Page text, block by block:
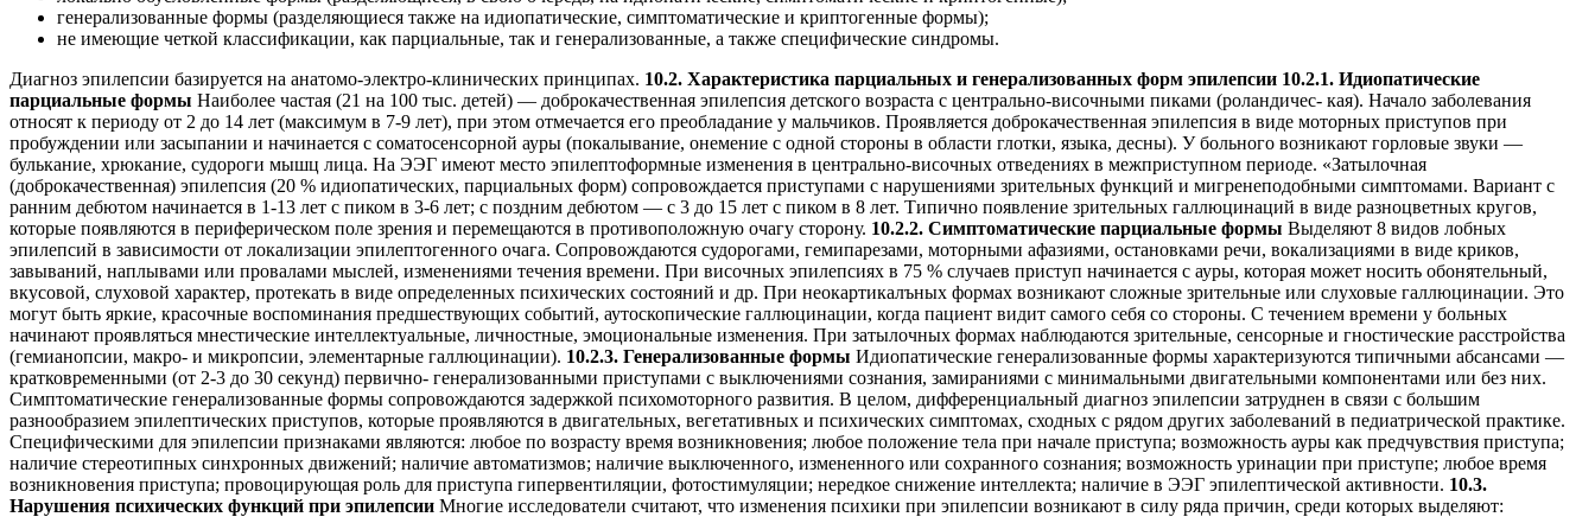
генерализованные формы (разделяющиеся также на идиопати­ческие, симптоматические и криптогенные формы);
не имеющие четкой классификации, как парциальные, так и ге­нерализованные, а также специфические синдромы.
Диагноз эпилепсии базируется на анатомо-электро-клинических принципах. 10.2. Характеристика парциальных и генерализованных форм эпилепсии 10.2.1. Идиопатические
парциальные формы Наиболее частая (21 на 100 тыс. детей) — доброкачественная эпилеп­сия детского возраста с центрально-височными пиками (роландичес- кая). Начало заболевания
относят к периоду от 2 до 14 лет (максимум в 7-9 лет), при этом отмечается его преобладание у мальчиков. Прояв­ляется доброкачественная эпилепсия в виде моторных приступов при
пробуждении или засыпании и начинается с соматосенсорной ауры (по­калывание, онемение с одной стороны в области глотки, языка, десны). У больного возникают горловые звуки —
булькание, хрюкание, судо­роги мышц лица. На ЭЭГ имеют место эпилептоформные изменения в центрально-височных отведениях в межприступном периоде. «Затылочная
(доброкачественная) эпилепсия (20 % идиопатических, парциальных форм) сопровождается приступами с нарушениями зри­тельных функций и мигренеподобными симптомами. Вариант с
ранним дебютом начинается в 1-13 лет с пиком в 3-6 лет; с поздним дебютом — с 3 до 15 лет с пиком в 8 лет. Типично появление зрительных галлюцина­ций в виде разноцветных кругов,
которые появляются в периферическом поле зрения и перемещаются в противоположную очагу сторону. 10.2.2. Симптоматические парциальные формы Выделяют 8 видов лобных
эпилепсий в зависимости от локализации эпилептогенного очага. Сопровождаются судорогами, гемипарезами, моторными афазиями, остановками речи, вокализациями в виде кри­ков,
завываний, наплывами или провалами мыслей, изменениями те­чения времени. При височных эпилепсиях в 75 % случаев приступ начинается с ауры, которая может носить обонятельный,
вкусовой, слуховой характер, про­текать в виде определенных психических состояний и др. При неокартикалъных формах возникают сложные зрительные или слуховые галлюцинации. Это
могут быть яркие, красочные воспоми­нания предшествующих событий, аутоскопические галлюцинации, когда пациент видит самого себя со стороны. С течением времени у больных
начинают проявляться мнестические интеллектуальные, личностные, эмоциональные изменения. При затылочных формах наблюдаются зрительные, сенсорные и гностические расстройства
(гемианопсии, макро- и микропсии, эле­ментарные галлюцинации). 10.2.3. Генерализованные формы Идиопатические генерализованные формы характеризуются типичны­ми абсансами —
кратковременными (от 2-3 до 30 секунд) первично- генерализованными приступами с выключениями сознания, замира­ниями с минимальными двигательными компонентами или без них.
Симптоматические генерализованные формы сопровождаются за­держкой психомоторного развития. В целом, дифференциальный диагноз эпилепсии затруднен в связи с большим
разнообразием эпилептических приступов, которые про­являются в двигательных, вегетативных и психических симптомах, сходных с рядом других заболеваний в педиатрической практике.
Специфическими для эпилепсии признаками являются: любое по воз­расту время возникновения; любое положение тела при начале приступа; возможность ауры как предчувствия приступа;
наличие стереотипных синхронных движений; наличие автоматизмов; наличие выключенного, измененного или сохранного сознания; возможность уринации при при­ступе; любое время
возникновения приступа; провоцирующая роль для приступа гипервентиляции, фотостимуляции; нередкое снижение интел­лекта; наличие в ЭЭГ эпилептической активности. 10.3.
Нарушения психических функций при эпилепсии Многие исследователи считают, что изменения психики при эпилеп­сии возникают в силу ряда причин, среди которых выделяют: